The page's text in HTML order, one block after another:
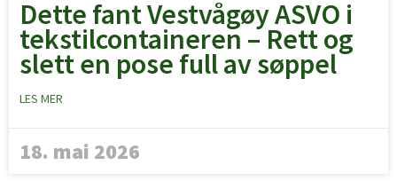
Dette fant Vestvågøy ASVO i
tekstilcontaineren – Rett og
slett en pose full av søppel
LES MER
18. mai 2026